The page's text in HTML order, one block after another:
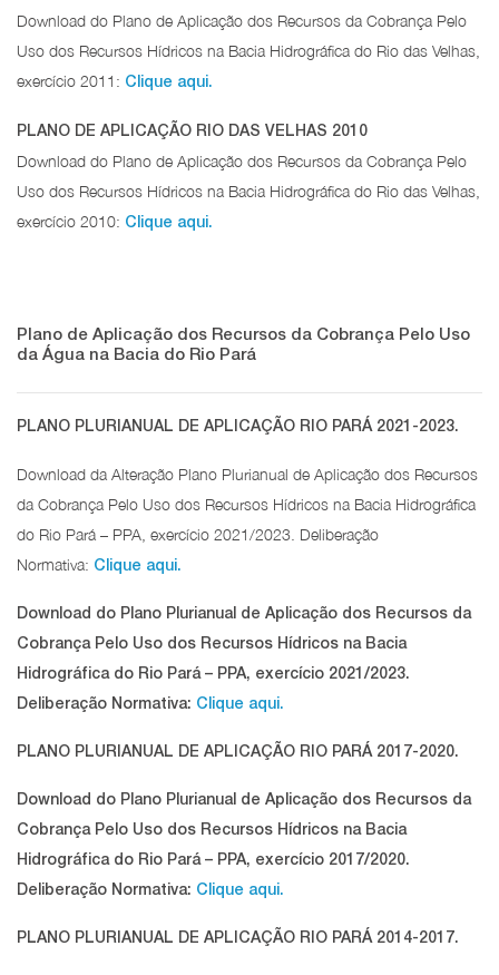
Download do Plano de Aplicação dos Recursos da Cobrança Pelo
Uso dos Recursos Hídricos na Bacia Hidrográfica do Rio das Velhas,
exercício 2011: Clique aqui.
PLANO DE APLICAÇÃO RIO DAS VELHAS 2010
Download do Plano de Aplicação dos Recursos da Cobrança Pelo
Uso dos Recursos Hídricos na Bacia Hidrográfica do Rio das Velhas,
exercício 2010: Clique aqui.
Plano de Aplicação dos Recursos da Cobrança Pelo Uso
da Água na Bacia do Rio Pará
PLANO PLURIANUAL DE APLICAÇÃO RIO PARÁ 2021-2023.
Download da Alteração Plano Plurianual de Aplicação dos Recursos
da Cobrança Pelo Uso dos Recursos Hídricos na Bacia Hidrográfica
do Rio Pará – PPA, exercício 2021/2023. Deliberação
Normativa: Clique aqui.
Download do Plano Plurianual de Aplicação dos Recursos da
Cobrança Pelo Uso dos Recursos Hídricos na Bacia
Hidrográfica do Rio Pará – PPA, exercício 2021/2023.
Deliberação Normativa: Clique aqui.
PLANO PLURIANUAL DE APLICAÇÃO RIO PARÁ 2017-2020.
Download do Plano Plurianual de Aplicação dos Recursos da
Cobrança Pelo Uso dos Recursos Hídricos na Bacia
Hidrográfica do Rio Pará – PPA, exercício 2017/2020.
Deliberação Normativa: Clique aqui.
PLANO PLURIANUAL DE APLICAÇÃO RIO PARÁ 2014-2017.